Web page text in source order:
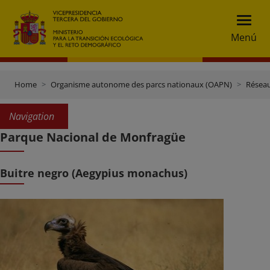
Menú
Home Organisme autonome des parcs nationaux (OAPN)
Navigation
Parque Nacional de Monfragüe
Buitre negro (Aegypius monachus)